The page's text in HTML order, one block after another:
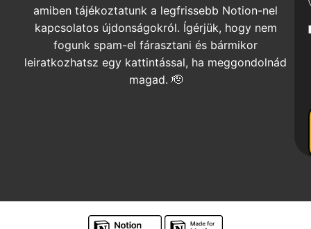
amiben tájékoztatunk a legfrissebb Notion-nel
kapcsolatos újdonságokról. Ígérjük, hogy nem
fogunk spam-el fárasztani és bármikor
leiratkozhatsz egy kattintással, ha meggondolnád
magad. 🫡